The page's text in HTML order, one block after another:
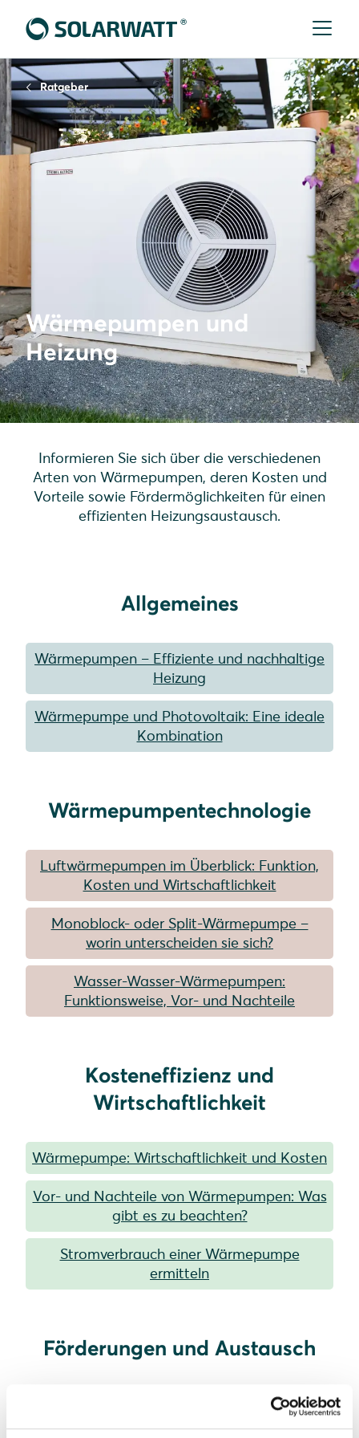
Ratgeber
Wärmepumpen und
Heizung
Informieren Sie sich über die verschiedenen
Arten von Wärmepumpen, deren Kosten und
Vorteile sowie Fördermöglichkeiten für einen
effizienten Heizungsaustausch.
Allgemeines
Wärmepumpen – Effiziente und nachhaltige
Heizung
Wärmepumpe und Photovoltaik: Eine ideale
Kombination
Wärmepumpentechnologie
Luftwärmepumpen im Überblick: Funktion,
Kosten und Wirtschaftlichkeit
Monoblock- oder Split-Wärmepumpe –
worin unterscheiden sie sich?
Wasser-Wasser-Wärmepumpen:
Funktionsweise, Vor- und Nachteile
Kosteneffizienz und
Wirtschaftlichkeit
Wärmepumpe: Wirtschaftlichkeit und Kosten
Vor- und Nachteile von Wärmepumpen: Was
gibt es zu beachten?
Stromverbrauch einer Wärmepumpe
ermitteln
Förderungen und Austausch
Förderungen für Wärmepumpen: die